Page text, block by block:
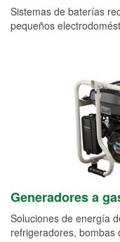
Sistemas de baterías
pequeños
Generadores a
Soluciones de energía
refrigeradores, bombas